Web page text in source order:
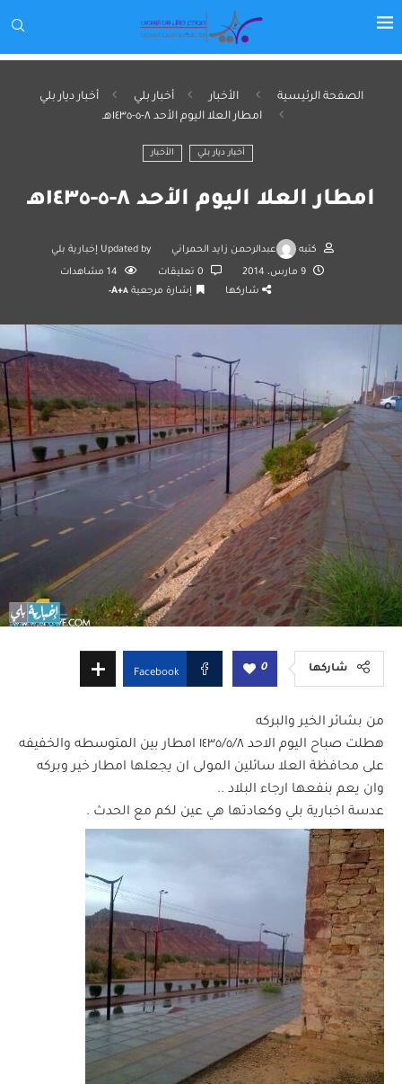
الصفحة الرئيسية الأخبار أخبار بلي
أخبار ديار بلي
امطار العلا اليوم الأحد ٨-٥-١٤٣٥هـ
أخبار ديار بلي الأخبار
امطار العلا اليوم الأحد ٨-٥-١٤٣٥هـ
كتبه عبدالرحمن زايد الحمراني Updated by إخبارية بلي
9 مارس، 2014 14 مشاهدات
شاركها
إشارة مرجعية A+A-
شاركها 0
Facebook
من بشائر الخير والبركه
هطلت صباح اليوم الاحد ١٤٣٥/٥/٨ امطار بين المتوسطه والخفيفه
على محافظة العلا سائلين المولى ان يجعلها امطار خير وبركه
وان يعم بنفعها ارجاء البلاد ..
عدسة اخبارية بلي وكعادتها هي عين لكم مع الحدث .